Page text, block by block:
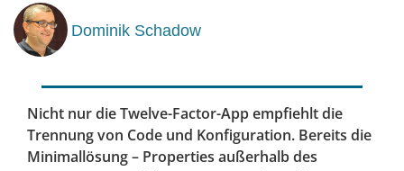
Dominik Schadow
Nicht nur die Twelve-Factor-App empfiehlt die
Trennung von Code und Konfiguration. Bereits die
Minimallösung – Properties außerhalb des